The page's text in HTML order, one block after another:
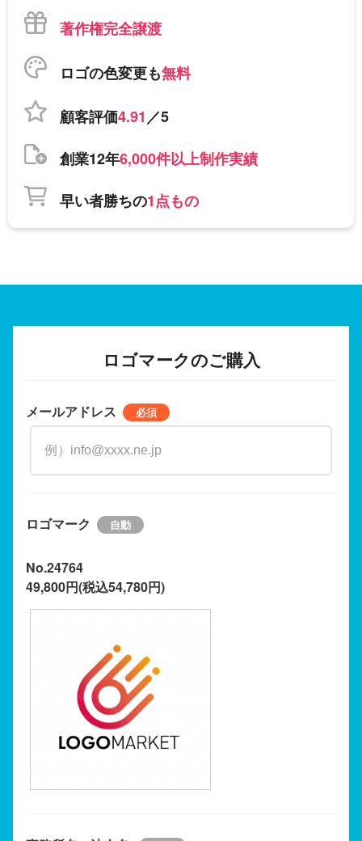
著作権完全譲渡
ロゴの色変更も無料
顧客評価4.91／5
創業12年6,000件以上制作実績
早い者勝ちの1点もの
ロゴマークのご購入
メールアドレス
ロゴマーク
No.24764
49,800円(税込54,780円)